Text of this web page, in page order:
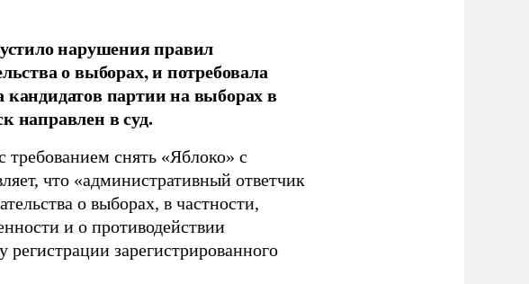
нарушения правил
о выборах, и потребовала
партии на выборах в
направлен в суд.
снять «Яблоко» с
что «административный ответчик
о выборах, в частности,
и о противодействии
зарегистрированного